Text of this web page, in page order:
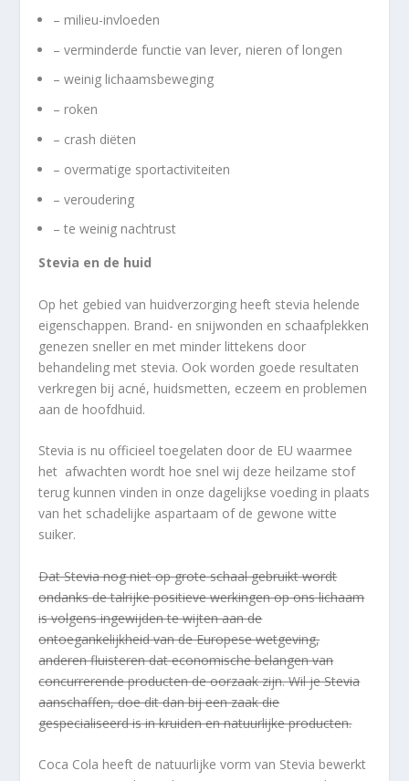
– milieu-invloeden
– verminderde functie van lever, nieren of longen
– weinig lichaamsbeweging
– roken
– crash diëten
– overmatige sportactiviteiten
– veroudering
– te weinig nachtrust
Stevia en de huid
Op het gebied van huidverzorging heeft stevia helende
eigenschappen. Brand- en snijwonden en schaafplekken
genezen sneller en met minder littekens door
behandeling met stevia. Ook worden goede resultaten
verkregen bij acné, huidsmetten, eczeem en problemen
aan de hoofdhuid.
Stevia is nu officieel toegelaten door de EU waarmee
het afwachten wordt hoe snel wij deze heilzame stof
terug kunnen vinden in onze dagelijkse voeding in plaats
van het schadelijke aspartaam of de gewone witte
suiker.
Dat Stevia nog niet op grote schaal gebruikt wordt
ondanks de talrijke positieve werkingen op ons lichaam
is volgens ingewijden te wijten aan de
ontoegankelijkheid van de Europese wetgeving,
anderen fluisteren dat economische belangen van
concurrerende producten de oorzaak zijn. Wil je Stevia
aanschaffen, doe dit dan bij een zaak die
gespecialiseerd is in kruiden en natuurlijke producten.
Coca Cola heeft de natuurlijke vorm van Stevia bewerkt